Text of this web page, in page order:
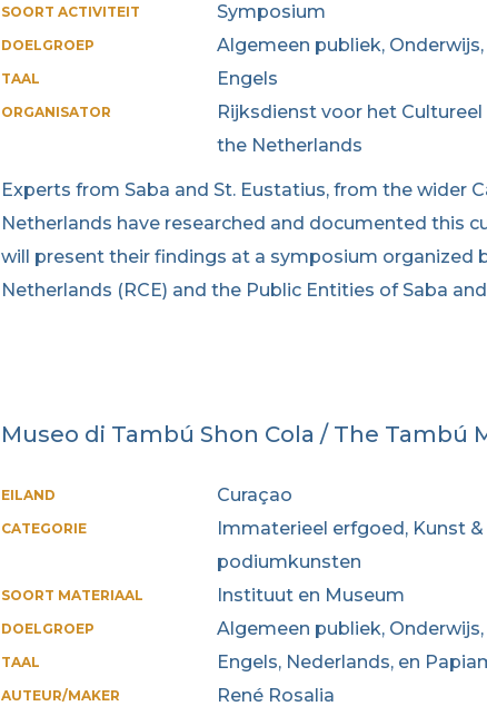
SOORT ACTIVITEIT Symposium
DOELGROEP Algemeen publiek,
TAAL Engels
ORGANISATOR
Rijksdienst voor het
the Netherlands
Experts from Saba and St. Eustatius, from the wider
Netherlands have researched and documented this
will present their findings at a symposium organized
Netherlands (RCE) and the Public Entities of Saba
Museo di Tambú Shon Cola / The Tambú
EILAND Curaçao
CATEGORIE
Immaterieel erfgoed, Kunst
podiumkunsten
SOORT MATERIAAL Instituut en Museum
DOELGROEP Algemeen publiek,
TAAL Engels, Nederlands, en
AUTEUR/MAKER René Rosalia